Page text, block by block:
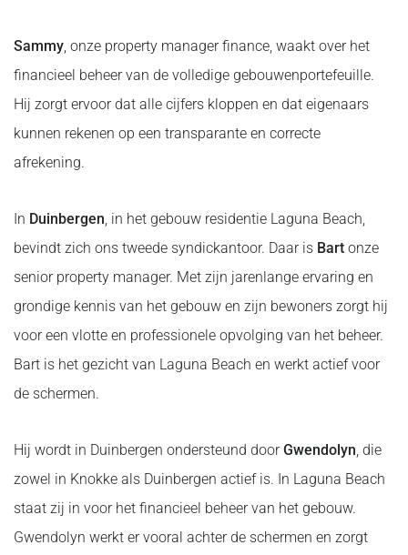
Sammy, onze property manager finance, waakt over het
financieel beheer van de volledige gebouwenportefeuille.
Hij zorgt ervoor dat alle cijfers kloppen en dat eigenaars
kunnen rekenen op een transparante en correcte
afrekening.
In Duinbergen, in het gebouw residentie Laguna Beach,
bevindt zich ons tweede syndickantoor. Daar is Bart onze
senior property manager. Met zijn jarenlange ervaring en
grondige kennis van het gebouw en zijn bewoners zorgt hij
voor een vlotte en professionele opvolging van het beheer.
Bart is het gezicht van Laguna Beach en werkt actief voor
de schermen.
Hij wordt in Duinbergen ondersteund doorGwendolyn, die
zowel in Knokke als Duinbergen actief is. In Laguna Beach
staat zij in voor het financieel beheer van het gebouw.
Gwendolyn werkt er vooral achter de schermen en zorgt